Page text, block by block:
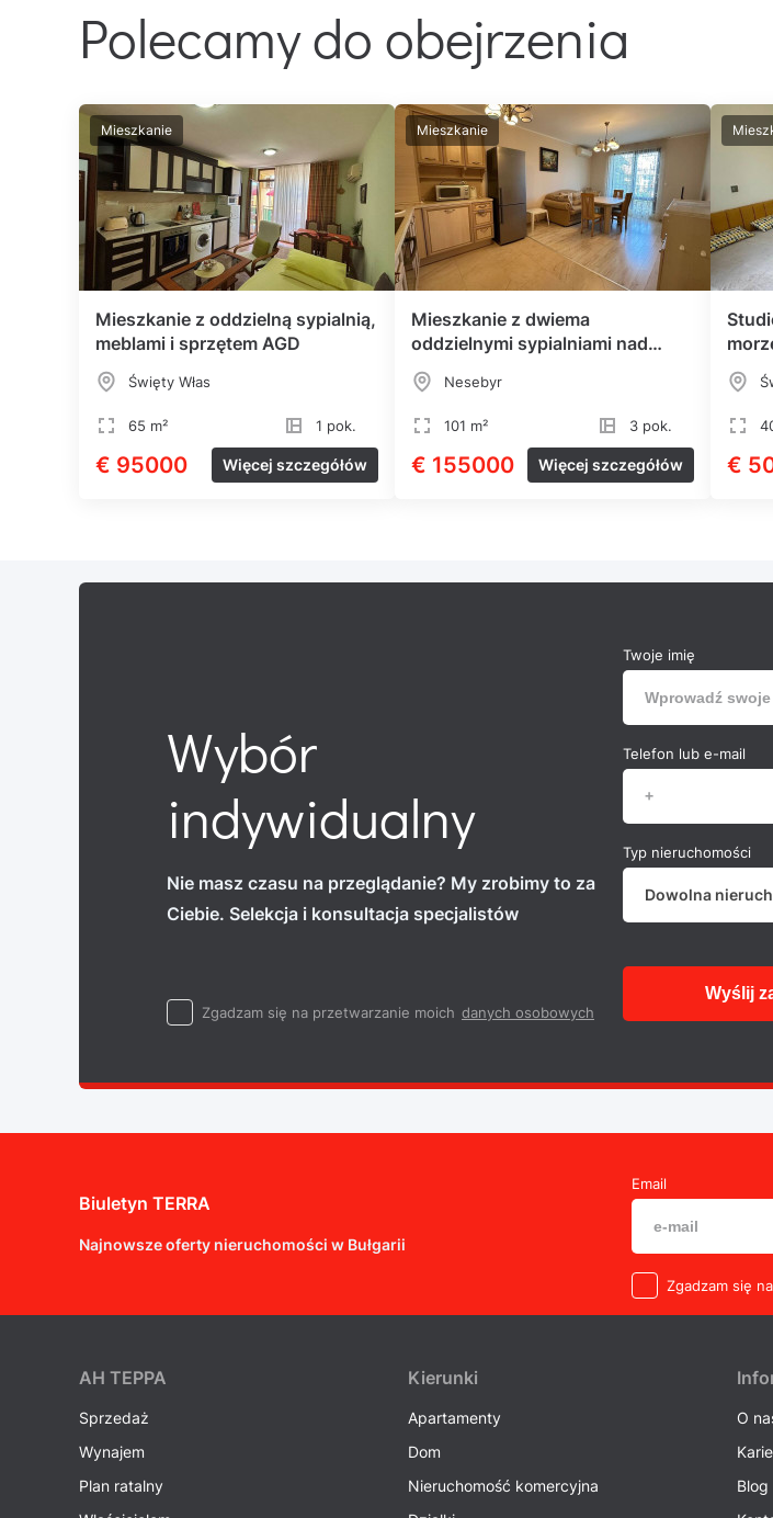
Polecamy do obejrzenia
Mieszkanie
Mieszkanie z oddzielną sypialnią,
meblami i sprzętem AGD
Święty Włas
65 m² 1 pok.
€ 95000 Więcej szczegółów
Mieszkanie
Mieszkanie z dwiema
oddzielnymi sypialniami nad
morzem
Nesebyr
101 m² 3 pok.
€ 155000 Więcej szczegółów €
Wybór
indywidualny
Nie masz czasu na przeglądanie? My zrobimy to za
Ciebie. Selekcja i konsultacja specjalistów
Twoje imię
Telefon lub e-mail
Typ nieruchomości
Dowolna
Wyślij
Zgadzam się na przetwarzanie moich danych osobowych
Biuletyn TERRA
Najnowsze oferty nieruchomości w Bułgarii
Email
Zgadzam się
AH ТEPPA
Sprzedaż
Wynajem
Plan ratalny
Kierunki
Apartamenty
Dom
Nieruchomość komercyjna
O
Blog